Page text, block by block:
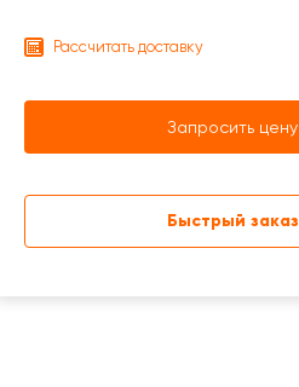
Рассчитать доставку
Запросить цену
Быстрый заказ